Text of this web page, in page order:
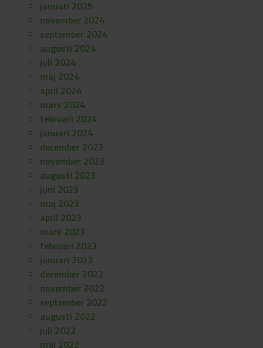
januari 2025
november 2024
september 2024
augusti 2024
juli 2024
maj 2024
april 2024
mars 2024
februari 2024
januari 2024
december 2023
november 2023
augusti 2023
juni 2023
maj 2023
april 2023
mars 2023
februari 2023
januari 2023
december 2022
november 2022
september 2022
augusti 2022
juli 2022
maj 2022